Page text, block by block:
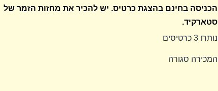
הכניסה בחינם בהצגת כרטיס. יש להכיר את מחזות הזמר של
סטארקיד.
נותרו 3 כרטיסים
המכירה סגורה